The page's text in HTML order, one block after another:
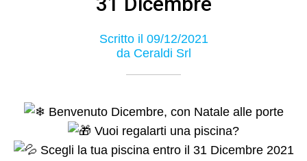
Scritto il 09/12/2021
da Ceraldi Srl
Benvenuto Dicembre, con Natale alle porte
Vuoi regalarti una piscina?
Scegli la tua piscina entro il 31 Dicembre 2021